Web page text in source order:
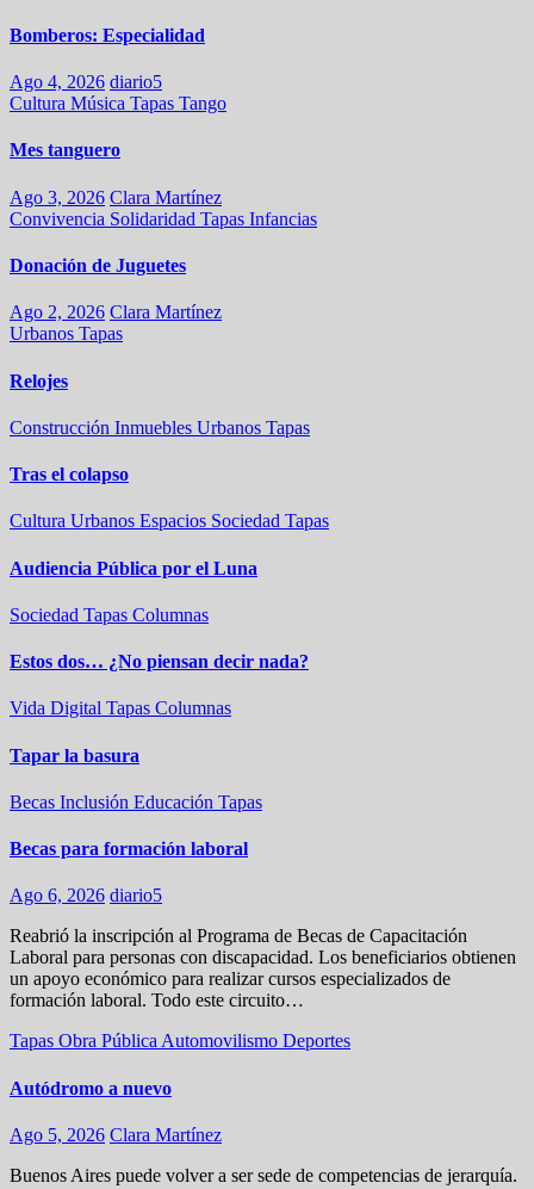
Bomberos: Especialidad
Ago 4, 2026 diario5
Cultura Música Tapas Tango
Mes tanguero
Ago 3, 2026 Clara Martínez
Convivencia Solidaridad Tapas Infancias
Donación de Juguetes
Ago 2, 2026 Clara Martínez
Urbanos Tapas
Relojes
Construcción Inmuebles Urbanos Tapas
Tras el colapso
Cultura Urbanos Espacios Sociedad Tapas
Audiencia Pública por el Luna
Sociedad Tapas Columnas
Estos dos… ¿No piensan decir nada?
Vida Digital Tapas Columnas
Tapar la basura
Becas Inclusión Educación Tapas
Becas para formación laboral
Ago 6, 2026 diario5
Reabrió la inscripción al Programa de Becas de Capacitación
Laboral para personas con discapacidad. Los beneficiarios obtienen
un apoyo económico para realizar cursos especializados de
formación laboral. Todo este circuito…
Tapas Obra PúblicaAutomovilismo Deportes
Autódromo a nuevo
Ago 5, 2026 Clara Martínez
Buenos Aires puede volver a ser sede de competencias de jerarquía.